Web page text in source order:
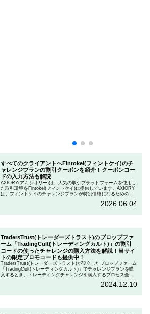
すべてのクライアントへFintokei(フィントケイ)のチ
ャレンジプランの割引クーポンを紹介！クーポンコー
ドの入力方法も解説
AXIORY(アキシオリー)は、人気の取引プラットフォームを使用し
た取引環境をFintokei(フィントケイ)に提供しています。AXIORY
は、フィントケイのチャレンジプランが特別価格になるためのク
ランを申し込むときのクーポンコードを入力して割引にする方法
2026.06.04
TradersTrust(トレーダーズトラスト)のプロップファ
ーム「TradingCult(トレーディングカルト)」の割引
コードの使ったチャレンジの購入方法を解説！当サイ
トの限定プロモコードも提供中！
TradersTrust(トレーダーズトラスト)が設立したプロップファーム
「TradingCult(トレーディングカルト)」でチャレンジプランを購
入するとき、トレーディングチャレンジを購入するプロセス全体
ます。さらに、TradingCultがほぼ定期的に実施している割引コー
2024.12.10